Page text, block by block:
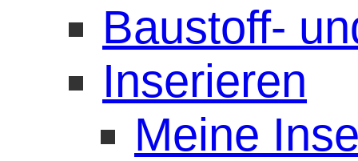
Baustoff-
Inserieren
Meine